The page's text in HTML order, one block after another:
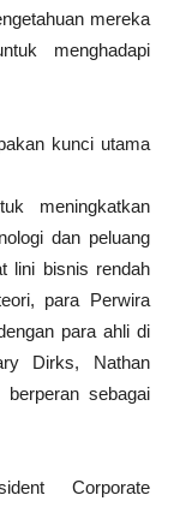
mereka
menghadapi
kunci utama
meningkatkan
dan peluang
lini bisnis rendah
para Perwira
para ahli di
Dirks, Nathan
sebagai
Corporate